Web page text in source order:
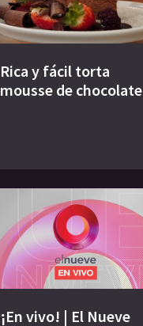
Rica y fácil torta
mousse de chocolate
¡En vivo! | El Nueve